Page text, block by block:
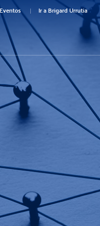
Eventos Ir a Brigard Urrutia